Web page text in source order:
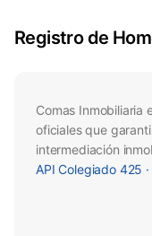
Registro de
Comas Inmobiliaria
oficiales que
intermediación
APIColegiado425 ·